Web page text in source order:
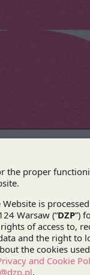
Huarte
OHL
Polska